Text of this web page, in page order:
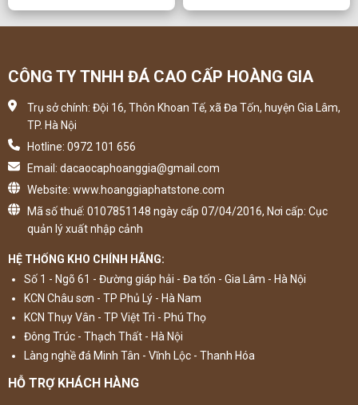
CÔNG TY TNHH ĐÁ CAO CẤP HOÀNG GIA
Trụ sở chính: Đội 16, Thôn Khoan Tế, xã Đa Tốn, huyện Gia Lâm,
TP. Hà Nội
Hotline: 0972 101 656
Email: dacaocaphoanggia@gmail.com
Website: www.hoanggiaphatstone.com
Mã số thuế: 0107851148 ngày cấp 07/04/2016, Nơi cấp: Cục
quản lý xuất nhập cảnh
HỆ THỐNG KHO CHÍNH HÃNG:
Số 1 - Ngõ 61 - Đường giáp hải - Đa tốn - Gia Lâm - Hà Nội
KCN Châu sơn - TP Phủ Lý - Hà Nam
KCN Thụy Vân - TP Việt Trì - Phú Thọ
Đông Trúc - Thạch Thất - Hà Nội
Làng nghề đá Minh Tân - Vĩnh Lộc - Thanh Hóa
HỖ TRỢ KHÁCH HÀNG